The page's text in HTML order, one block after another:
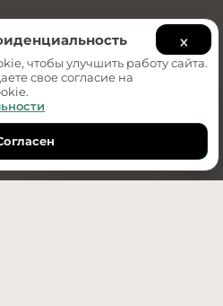
Обратный звонок
×
чтобы улучшить работу сайта.
свое согласие на